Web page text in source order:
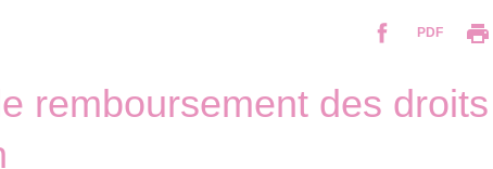
PDF
remboursement des droits